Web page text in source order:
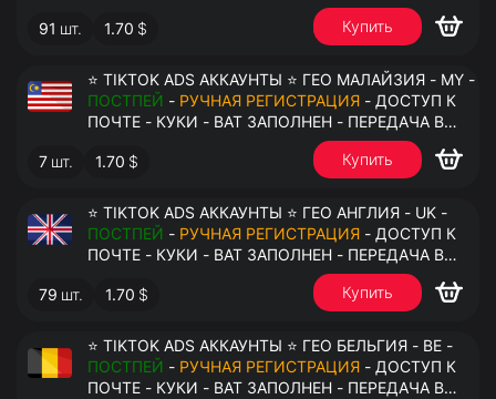
91 шт. 1.70 $ Купить
⭐ TIKTOK ADS АККАУНТЫ ⭐ ГЕО МАЛАЙЗИЯ - MY -
ПОСТПЕЙ - РУЧНАЯ РЕГИСТРАЦИЯ - ДОСТУП К
ПОЧТЕ - КУКИ - ВАТ ЗАПОЛНЕН - ПЕРЕДАЧА В
7 шт. 1.70 $ Купить
⭐ TIKTOK ADS АККАУНТЫ ⭐ ГЕО АНГЛИЯ - UK -
ПОСТПЕЙ - РУЧНАЯ РЕГИСТРАЦИЯ - ДОСТУП К
ПОЧТЕ - КУКИ - ВАТ ЗАПОЛНЕН - ПЕРЕДАЧА В
79 шт. 1.70 $ Купить
⭐ TIKTOK ADS АККАУНТЫ ⭐ ГЕО БЕЛЬГИЯ - BE -
ПОСТПЕЙ - РУЧНАЯ РЕГИСТРАЦИЯ - ДОСТУП К
ПОЧТЕ - КУКИ - ВАТ ЗАПОЛНЕН - ПЕРЕДАЧА В